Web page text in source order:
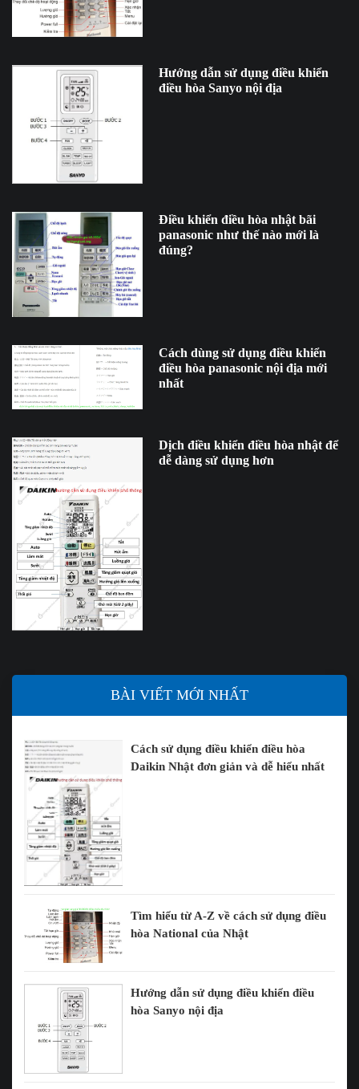
Hướng dẫn sử dụng điều khiển
điều hòa Sanyo nội địa
Điều khiển điều hòa nhật bãi
panasonic như thế nào mới là
đúng?
Cách dùng sử dụng điều khiển
điều hòa panasonic nội địa mới
nhất
Dịch điều khiển điều hòa nhật để
dễ dàng sử dụng hơn
BÀI VIẾT MỚI NHẤT
Cách sử dụng điều khiển điều hòa
Daikin Nhật đơn giản và dễ hiểu nhất
Tìm hiểu từ A-Z về cách sử dụng điều
hòa National của Nhật
Hướng dẫn sử dụng điều khiển điều
hòa Sanyo nội địa